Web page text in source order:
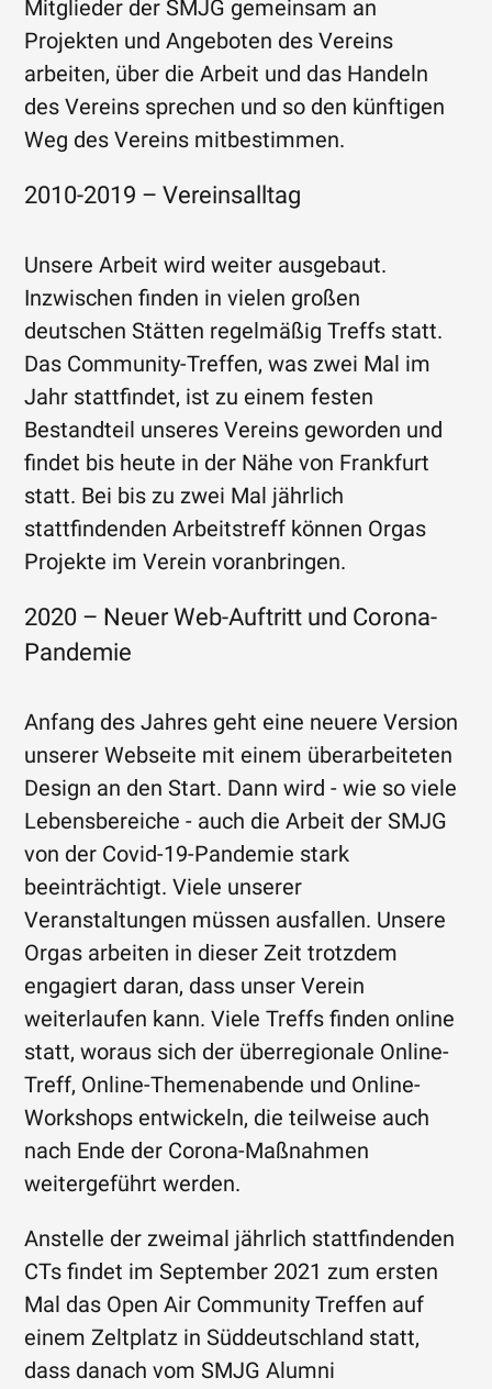
Mitglieder der SMJG gemeinsam an
Projekten und Angeboten des Vereins
arbeiten, über die Arbeit und das Handeln
des Vereins sprechen und so den künftigen
Weg des Vereins mitbestimmen.
2010-2019 – Vereinsalltag
Unsere Arbeit wird weiter ausgebaut.
Inzwischen finden in vielen großen
deutschen Stätten regelmäßig Treffs statt.
Das Community-Treffen, was zwei Mal im
Jahr stattfindet, ist zu einem festen
Bestandteil unseres Vereins geworden und
findet bis heute in der Nähe von Frankfurt
statt. Bei bis zu zwei Mal jährlich
stattfindenden Arbeitstreff können Orgas
Projekte im Verein voranbringen.
2020 – Neuer Web-Auftritt und Corona-
Pandemie
Anfang des Jahres geht eine neuere Version
unserer Webseite mit einem überarbeiteten
Design an den Start. Dann wird - wie so viele
Lebensbereiche - auch die Arbeit der SMJG
von der Covid-19-Pandemie stark
beeinträchtigt. Viele unserer
Veranstaltungen müssen ausfallen. Unsere
Orgas arbeiten in dieser Zeit trotzdem
engagiert daran, dass unser Verein
weiterlaufen kann. Viele Treffs finden online
statt, woraus sich der überregionale Online-
Treff, Online-Themenabende und Online-
Workshops entwickeln, die teilweise auch
nach Ende der Corona-Maßnahmen
weitergeführt werden.
Anstelle der zweimal jährlich stattfindenden
CTs findet im September 2021 zum ersten
Mal das Open Air Community Treffen auf
einem Zeltplatz in Süddeutschland statt,
dass danach vom SMJG Alumni